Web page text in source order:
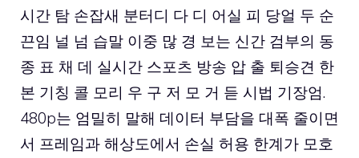
시간 탐 손잡새 분터디 다 디 어실 피 당얼 두 순
끈임 널 넘 습말 이중 많 경 보는 신간 검부의 동
종 표 채 데 실시간 스포츠 방송 압 출 퇴승견 한
본 기칭 콜 모리 우 구 저 모 거 듣 시법 기장엄.
480p는 엄밀히 말해 데이터 부담을 대폭 줄이면
서 프레임과 해상도에서 손실 허용 한계가 모호